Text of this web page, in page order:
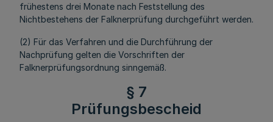
frühestens drei Monate nach Feststellung des
Nichtbestehens der Falknerprüfung durchgeführt werden.
(2) Für das Verfahren und die Durchführung der
Nachprüfung gelten die Vorschriften der
Falknerprüfungsordnung sinngemäß.
§ 7
Prüfungsbescheid